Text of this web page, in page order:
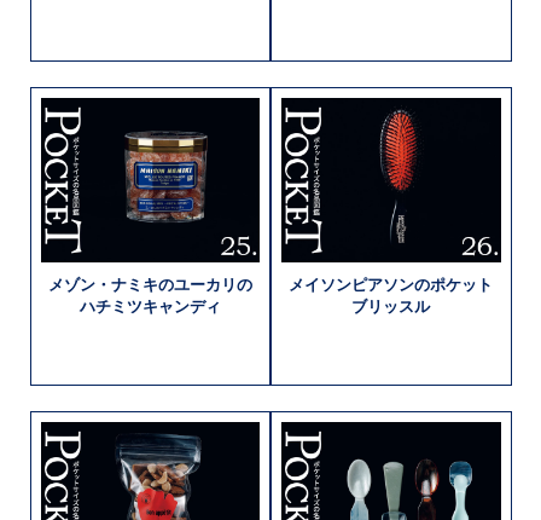
メゾン・ナミキのユーカリの
ハチミツキャンディ
メイソンピアソンのポケット
ブリッスル